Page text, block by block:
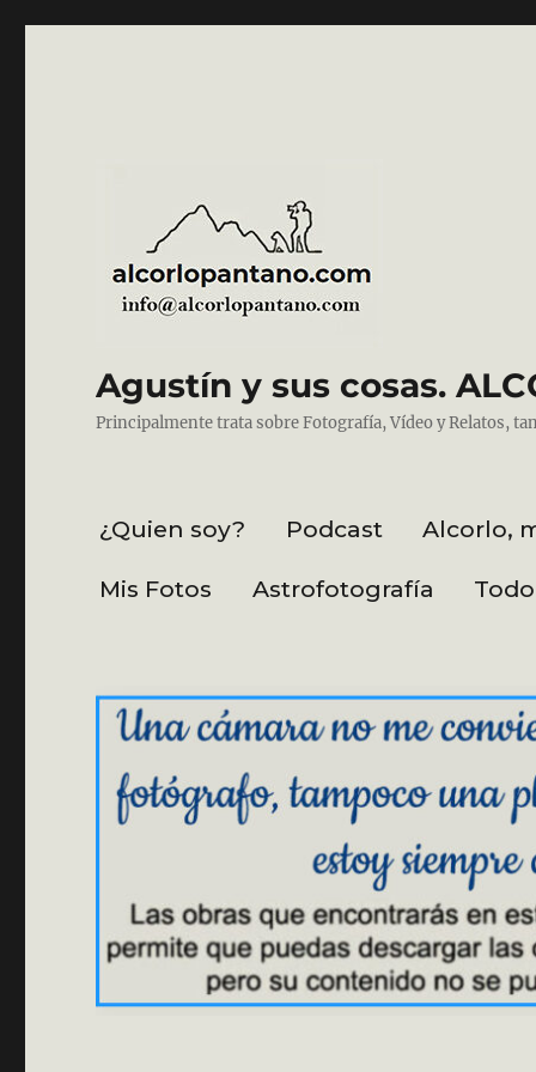
Agustín y sus cosas.
Principalmente trata sobre Fotografía, Vídeo y Relatos,
¿Quien soy? Podcast Alcorlo,
Mis Fotos Astrofotografía